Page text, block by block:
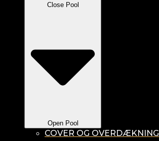
Close Pool
Open Pool
COVER OG OVERDÆKNING